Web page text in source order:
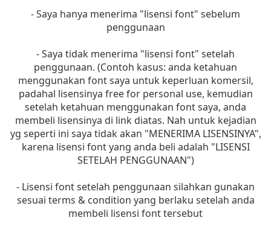
- Saya hanya menerima "lisensi font" sebelum
penggunaan
- Saya tidak menerima "lisensi font" setelah
penggunaan. (Contoh kasus: anda ketahuan
menggunakan font saya untuk keperluan komersil,
padahal lisensinya free for personal use, kemudian
setelah ketahuan menggunakan font saya, anda
membeli lisensinya di link diatas. Nah untuk kejadian
yg seperti ini saya tidak akan "MENERIMA LISENSINYA",
karena lisensi font yang anda beli adalah "LISENSI
SETELAH PENGGUNAAN")
- Lisensi font setelah penggunaan silahkan gunakan
sesuai terms & condition yang berlaku setelah anda
membeli lisensi font tersebut